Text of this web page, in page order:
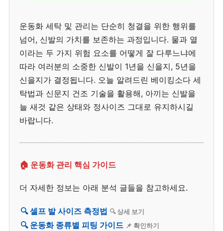
운동화 세탁 및 관리는 단순히 청결을 위한 행위를
넘어, 신발의 가치를 보존하는 과정입니다. 물과 열
이라는 두 가지 위험 요소를 어떻게 잘 다루느냐에
따라 여러분의 소중한 신발이 1년을 신을지, 5년을
신을지가 결정됩니다. 오늘 알려드린 베이킹소다 세
탁법과 신문지 건조 기술을 활용해, 아끼는 신발을
늘 새것 같은 상태와 정사이즈 그대로 유지하시길
바랍니다.
🏠 운동화 관리 핵심 가이드
더 자세한 정보는 아래 분석 글들을 참고하세요.
🔍 셀프 발 사이즈 측정법 🔍 상세 보기
🔍 운동화 종류별 피팅 가이드 📌 확인하기